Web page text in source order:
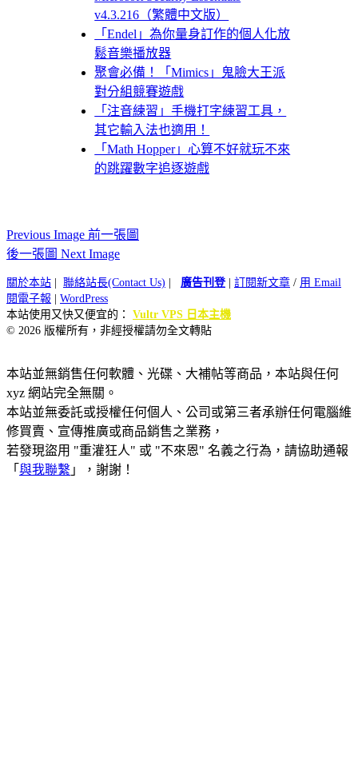
v4.3.216（繁體中文版）
「Endel」為你量身訂作的個人化放
鬆音樂播放器
聚會必備！「Mimics」鬼臉大王派
對分組競賽遊戲
「注音練習」手機打字練習工具，
其它輸入法也適用！
「Math Hopper」心算不好就玩不來
的跳躍數字追逐遊戲
Previous Image 前一張圖
後一張圖 Next Image
關於本站 聯絡站長(Contact Us) 廣告刊登| 訂閱新文章 / 用 Email
閱電子報
WordPress
本站使用又快又便宜的： Vultr VPS 日本主機
© 2026 版權所有，非經授權請勿全文轉貼
本站並無銷售任何軟體、光碟、大補帖等商品，本站與任何
xyz 網站完全無關。
本站並無委託或授權任何個人、公司或第三者承辦任何電腦維
修買賣、宣傳推廣或商品銷售之業務，
若發現盜用 "重灌狂人" 或 "不來恩" 名義之行為，請協助通報
「 與我聯繫 」，謝謝！